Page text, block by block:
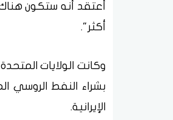
أعتقد أنه ستكون
أكثر".
بشراء النفط الروسي
الإيرانية.